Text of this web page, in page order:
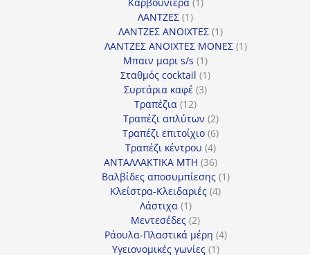
ΛΑΝΤΖΕΣ 11
προϊόν
ΛΑΝΤΖΕΣ ΑΝΟΙΧΤΕΣ 11
προϊόν
ΛΑΝΤΖΕΣ ΑΝΟΙΧΤΕΣ ΜΟΝΕΣ 11
Μπαιν μαρι s/s 11
προϊόν
Σταθμός cocktail 11
Συρτάρια καφέ 33
Τραπέζια 1212
προϊόντα
Τραπέζι απλύτων 22
προϊόντα
Τραπέζι επιτοίχιο 66
προϊόντα
Τραπέζι κέντρου 44
προϊόντα
ΑΝΤΑΛΛΑΚΤΙΚΑ MTH 3636
προϊόντα
Βαλβίδες αποσυμπίεσης 11
Κλείστρα-Κλειδαριές 44
Λάστιχα 11
προϊόν
Μεντεσέδες 22
προϊόντα
Ράουλα-Πλαστικά μέρη 44
Υγειονομικές γωνίες 11